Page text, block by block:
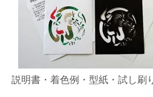
説明書・着色例・型紙・試し刷